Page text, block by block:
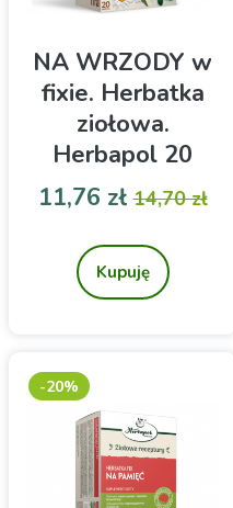
NA WRZODY w
fixie. Herbatka
ziołowa.
Herbapol 20
torebek
wsparcie żołądka
Cena
11,76 złCena
14,70 zł
Kupuję
-20%